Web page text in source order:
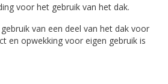
voor het gebruik van het dak.
van een deel van het dak voor
en opwekking voor eigen gebruik is